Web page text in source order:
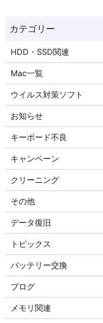
HDD・SSD関連
Mac一覧
ウイルス対策ソフト
お知らせ
キーボード不良
キャンペーン
クリーニング
その他
データ復旧
トピックス
バッテリー交換
ブログ
メモリ関連